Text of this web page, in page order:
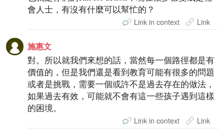
會人士，有沒有什麼可以幫忙的？
Link in context Link
施惠文
對。所以就我們來想的話，當然每一個路徑都是有
價值的，但是我們還是看到教育可能有很多的問題
或者是挑戰，需要一個或許不是過去存在的做法，
如果過去有效，可能就不會有這一些孩子遇到這樣
的困境。
Link in context Link